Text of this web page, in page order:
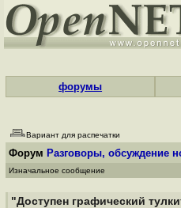
форумы
Вариант для распечатки
Форум Разговоры, обсуждение
Изначальное сообщение
"Доступен графический